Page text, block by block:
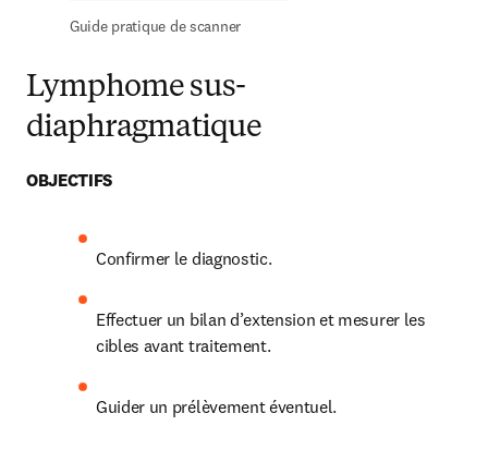
Guide pratique de scanner
Lymphome sus-
diaphragmatique
OBJECTIFS
Confirmer le diagnostic.
Effectuer un bilan d’extension et mesurer les
cibles avant traitement.
Guider un prélèvement éventuel.